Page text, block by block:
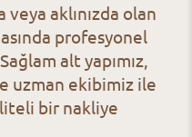
veya aklınızda olan
profesyonel
alt yapımız,
uzman ekibimiz ile
bir nakliye